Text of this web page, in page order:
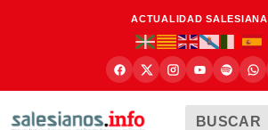
ACTUALIDAD SALESIANA
BUSCAR